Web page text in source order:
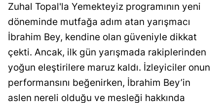
Zuhal Topal'la Yemekteyiz programının yeni
döneminde mutfağa adım atan yarışmacı
İbrahim Bey, kendine olan güveniyle dikkat
çekti. Ancak, ilk gün yarışmada rakiplerinden
yoğun eleştirilere maruz kaldı. İzleyiciler onun
performansını beğenirken, İbrahim Bey’in
aslen nereli olduğu ve mesleği hakkında